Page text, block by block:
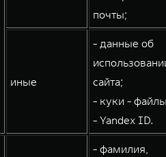
почты;
иные
- данные об
сайта;
- куки -
- Yandex ID.
- фамилия,